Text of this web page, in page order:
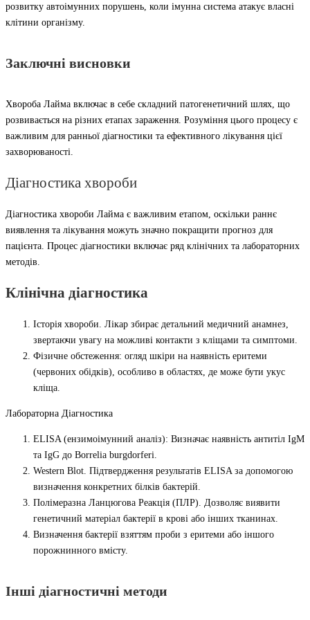
розвитку автоімунних порушень, коли імунна система атакує власні
клітини організму.
Заключні висновки
Хвороба Лайма включає в себе складний патогенетичний шлях, що
розвивається на різних етапах зараження. Розуміння цього процесу є
важливим для ранньої діагностики та ефективного лікування цієї
захворюваності.
Діагностика хвороби
Діагностика хвороби Лайма є важливим етапом, оскільки раннє
виявлення та лікування можуть значно покращити прогноз для
пацієнта. Процес діагностики включає ряд клінічних та лабораторних
методів.
Клінічна діагностика
Історія хвороби. Лікар збирає детальний медичний анамнез,
звертаючи увагу на можливі контакти з кліщами та симптоми.
Фізичне обстеження: огляд шкіри на наявність еритеми
(червоних обідків), особливо в областях, де може бути укус
кліща.
Лабораторна Діагностика
ELISA (ензимоімунний аналіз): Визначає наявність антитіл IgM
та IgG до Borrelia burgdorferi.
Western Blot. Підтвердження результатів ELISA за допомогою
визначення конкретних білків бактерій.
Полімеразна Ланцюгова Реакція (ПЛР). Дозволяє виявити
генетичний матеріал бактерії в крові або інших тканинах.
Визначення бактерії взяттям проби з еритеми або іншого
порожнинного вмісту.
Інші діагностичні методи